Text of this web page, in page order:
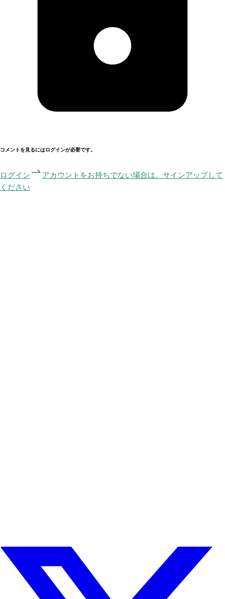
コメントを見るにはログインが必要です。
ログイン
アカウントをお持ちでない場合は、サインアップして
ください